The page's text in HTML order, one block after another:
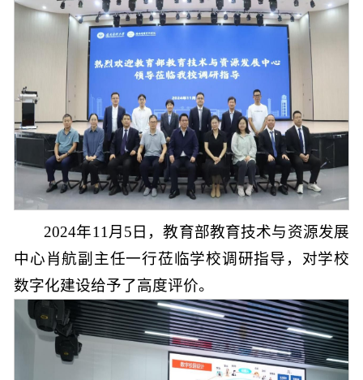
2024年11月5日，教育部教育技术与资源发展
中心肖航副主任一行莅临学校调研指导，对学校
数字化建设给予了高度评价。